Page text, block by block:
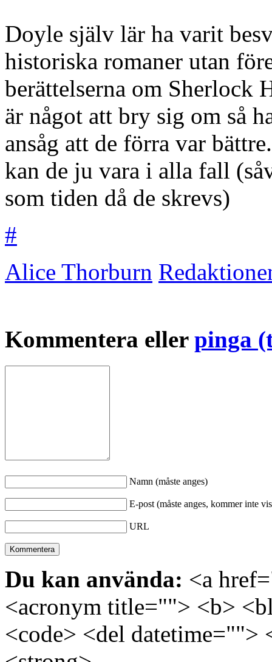
Doyle själv lär ha varit
historiska romaner utan
berättelserna om Sherlock
är något att bry sig om så
ansåg att de förra var
kan de ju vara i alla fall
som tiden då de skrevs)
#
Alice Thorburn
Kommentera eller pinga
Namn (måste anges)
E-post (måste anges, kommer inte
URL
Du kan använda: <a
<acronym title=""> <b>
<code> <del